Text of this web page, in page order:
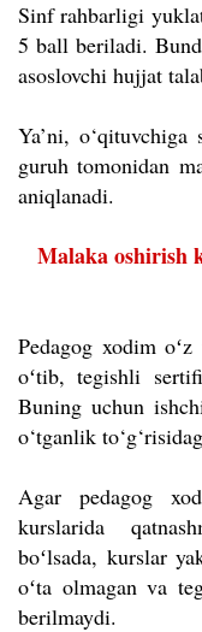
Sinf rahbarligi
5 ball beriladi.
asoslovchi hujjat
Ya’ni,
guruh tomonidan
aniqlanadi.
Malaka oshirish
Pedagog xodim
oʻtib, tegishli
Buning uchun
o‘tganlik
Agar pedagog
kurslarida
boʻlsada, kurslar
oʻta olmagan va
berilmaydi.